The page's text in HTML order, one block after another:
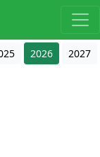
2026 2027